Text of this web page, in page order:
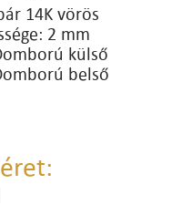
14K vörös
2 mm
külső
belső